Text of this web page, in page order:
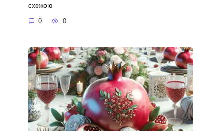
схожою
0 0